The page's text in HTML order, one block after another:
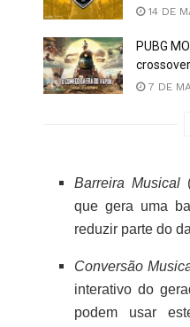
14 DE
PUBG
7 DE
Barreira Musical
que gera uma
reduzir parte do
Conversão
interativo do
podem usar